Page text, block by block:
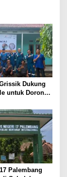
Dukung
untuk Dorong
Palembang